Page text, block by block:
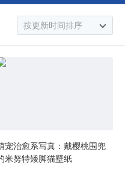
按更新时间排序
宠治愈系写真：戴樱桃围兜
米努特矮脚猫壁纸